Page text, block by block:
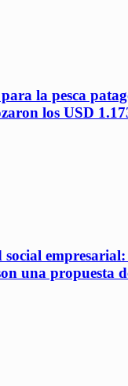
la pesca
los USD
social
una propuesta